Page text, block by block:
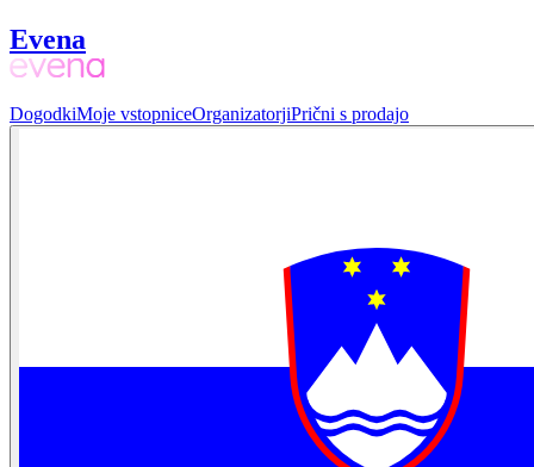
Evena
DogodkiMoje vstopniceOrganizatorjiPrični s prodajo